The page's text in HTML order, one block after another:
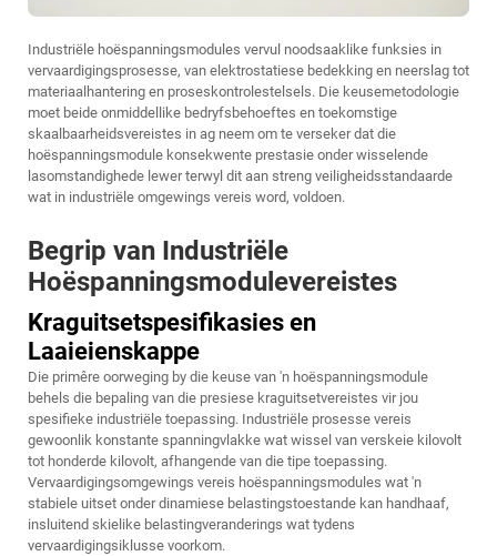
Industriële hoëspanningsmodules vervul noodsaaklike funksies in
vervaardigingsprosesse, van elektrostatiese bedekking en neerslag tot
materiaalhantering en proseskontrolestelsels. Die keusemetodologie
moet beide onmiddellike bedryfsbehoeftes en toekomstige
skaalbaarheidsvereistes in ag neem om te verseker dat die
hoëspanningsmodule konsekwente prestasie onder wisselende
lasomstandighede lewer terwyl dit aan streng veiligheidsstandaarde
wat in industriële omgewings vereis word, voldoen.
Begrip van Industriële
Hoëspanningsmodulevereistes
Kraguitsetspesifikasies en
Laaieienskappe
Die primêre oorweging by die keuse van 'n hoëspanningsmodule
behels die bepaling van die presiese kraguitsetvereistes vir jou
spesifieke industriële toepassing. Industriële prosesse vereis
gewoonlik konstante spanningvlakke wat wissel van verskeie kilovolt
tot honderde kilovolt, afhangende van die tipe toepassing.
Vervaardigingsomgewings vereis hoëspanningsmodules wat 'n
stabiele uitset onder dinamiese belastingstoestande kan handhaaf,
insluitend skielike belastingveranderings wat tydens
vervaardigingsiklusse voorkom.